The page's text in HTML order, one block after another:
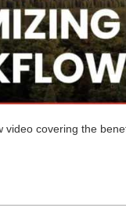
covering the